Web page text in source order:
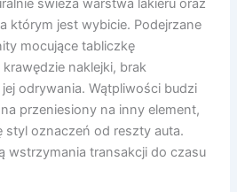
świeża warstwa lakieru oraz
którym jest wybicie. Podejrzane
mocujące tabliczkę
naklejki, brak
odrywania. Wątpliwości budzi
przeniesiony na inny element,
styl oznaczeń od reszty auta.
wstrzymania transakcji do czasu